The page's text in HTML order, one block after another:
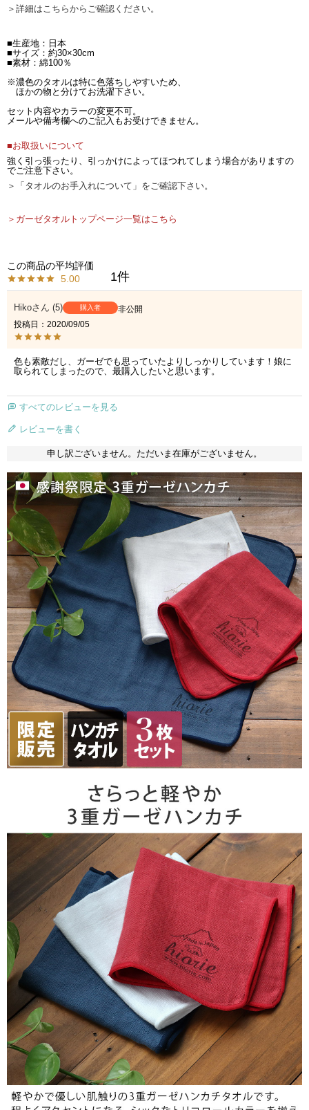
＞詳細はこちらからご確認ください。
■生産地：日本
■サイズ：約30×30cm
■素材：綿100％
※濃色のタオルは特に色落ちしやすいため、
ほかの物と分けてお洗濯下さい。
セット内容やカラーの変更不可。
メールや備考欄へのご記入もお受けできません。
■お取扱いについて
強く引っ張ったり、引っかけによってほつれてしまう場合がありますの
でご注意下さい。
＞「タオルのお手入れについて」をご確認下さい。
＞ガーゼタオルトップページ一覧はこちら
5.00 1
Hiko 5 購入者
非公開
投稿日
2020/09/05
色も素敵だし、ガーゼでも思っていたよりしっかりしています！娘に
取られてしまったので、最購入したいと思います。
すべてのレビューを見る
レビューを書く
申し訳ございません。ただいま在庫がございません。